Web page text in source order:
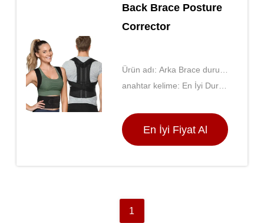
Back Brace Posture
Corrector
Ürün adı: Arka Brace duruş
düzeltici
anahtar kelime: En İyi Duruş
Duruş Düzeltici
En İyi Fiyat Al
1